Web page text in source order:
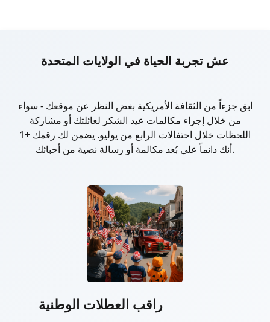
عش تجربة الحياة في الولايات المتحدة
ابق جزءاً من الثقافة الأمريكية بغض النظر عن موقعك - سواء
من خلال إجراء مكالمات عيد الشكر لعائلتك أو مشاركة
اللحظات خلال احتفالات الرابع من يوليو. يضمن لك رقمك +1
أنك دائماً على بُعد مكالمة أو رسالة نصية من أحبائك.
راقب العطلات الوطنية